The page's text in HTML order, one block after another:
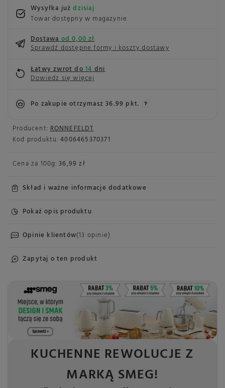
Producent: RONNEFELDT
Kod produktu: 4006465370371
Cena za 100g: 36,99 zł
Skład i ważne informacje dodatkowe
Pokaż opis produktu
Opinie klientów(13 opinie)
Zapytaj o ten produkt
Wysyłka jużdzisiaj
Towar dostępny w magazynie
Dostawaod 0,00 zł
Sprawdź dostępne formy i koszty dostawy
Łatwy zwrot do14dni
Dowiedz się więcej
Po zakupie otrzymasz36.99 pkt.
KUCHENNE REWOLUCJE Z
MARKĄ SMEG!